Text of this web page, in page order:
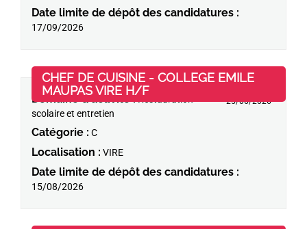
Date limite de dépôt des candidatures :
17/09/2026
CHEF DE CUISINE - COLLEGE EMILE
MAUPAS VIRE H/F(Nouvelle fenêtre)
25/06/2026
Domaine d'activité :
scolaire et entretien
Catégorie : C
Localisation : VIRE
Date limite de dépôt des candidatures :
15/08/2026